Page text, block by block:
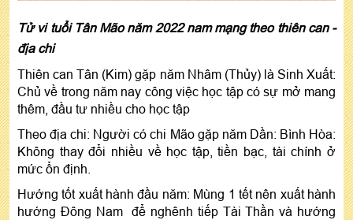
Tử vi tuổi Tân Mão năm 2022 nam mạng theo thiên can -
địa chi
Thiên can Tân (Kim) gặp năm Nhâm (Thủy) là Sinh Xuất:
Chủ về trong năm nay công việc học tập có sự mở mang
thêm, đầu tư nhiều cho học tập
Theo địa chi: Người có chi Mão gặp năm Dần: Bình Hòa:
Không thay đổi nhiều về học tập, tiền bạc, tài chính ở
mức ổn định.
Hướng tốt xuất hành đầu năm: Mùng 1 tết nên xuất hành
hướng Đông Nam để nghênh tiếp Tài Thần và hướng